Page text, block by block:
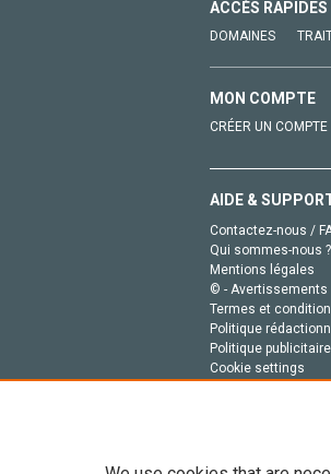
ACCÈS RAPIDES
DOMAINES
MON COMPTE
CRÉER UN COMPTE
AIDE &
Contactez-nous /
Qui sommes-nous ?
Mentions légales
© - Avertissements
Termes et
Politique
Politique publicitaire
Cookie settings